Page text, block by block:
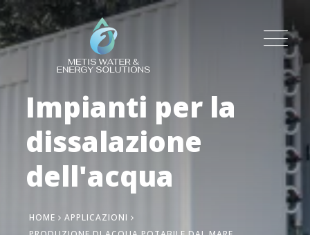
Impianti per la
dissalazione
dell'acqua
HOME
APPLICAZIONI